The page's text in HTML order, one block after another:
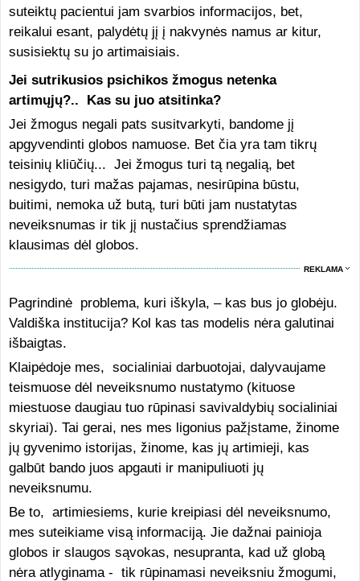
suteiktų pacientui jam svarbios informacijos, bet,
reikalui esant, palydėtų jį į nakvynės namus ar kitur,
susisiektų su jo artimaisiais.
Jei sutrikusios psichikos žmogus netenka
artimųjų?.. Kas su juo atsitinka?
Jei žmogus negali pats susitvarkyti, bandome jį
apgyvendinti globos namuose. Bet čia yra tam tikrų
teisinių kliūčių... Jei žmogus turi tą negalią, bet
nesigydo, turi mažas pajamas, nesirūpina būstu,
buitimi, nemoka už butą, turi būti jam nustatytas
neveiksnumas ir tik jį nustačius sprendžiamas
klausimas dėl globos.
REKLAMA
Pagrindinė problema, kuri iškyla, – kas bus jo globėju.
Valdiška institucija? Kol kas tas modelis nėra galutinai
išbaigtas.
Klaipėdoje mes, socialiniai darbuotojai, dalyvaujame
teismuose dėl neveiksnumo nustatymo (kituose
miestuose daugiau tuo rūpinasi savivaldybių socialiniai
skyriai). Tai gerai, nes mes ligonius pažįstame, žinome
jų gyvenimo istorijas, žinome, kas jų artimieji, kas
galbūt bando juos apgauti ir manipuliuoti jų
neveiksnumu.
Be to, artimiesiems, kurie kreipiasi dėl neveiksnumo,
mes suteikiame visą informaciją. Jie dažnai painioja
globos ir slaugos sąvokas, nesupranta, kad už globą
nėra atlyginama - tik rūpinamasi neveiksniu žmogumi,